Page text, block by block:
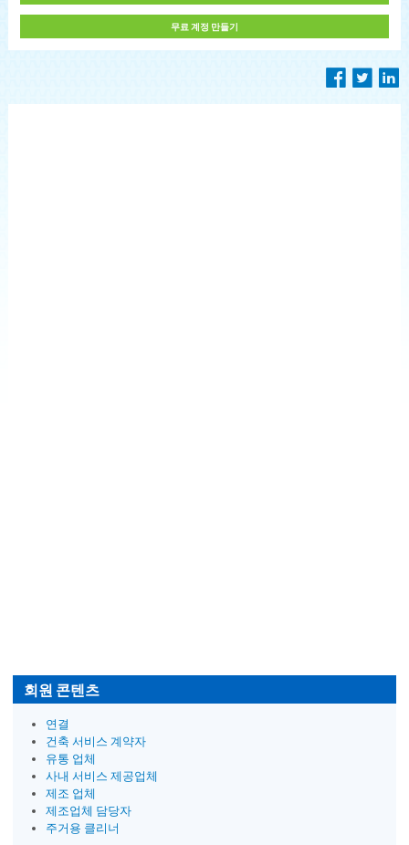
무료 계정 만들기
회원 콘텐츠
연결
건축 서비스 계약자
유통 업체
사내 서비스 제공업체
제조 업체
제조업체 담당자
주거용 클리너